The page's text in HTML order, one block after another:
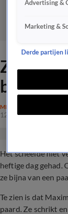
ZIEN:
bijna
MEILAND
12 dec 2023, 19:40
Het scheelde niet
heftige dag gehad.
ze bijna van een
Te zien is dat
paard. Ze schrikt
Advertising &
Marketing &
Derde partijen